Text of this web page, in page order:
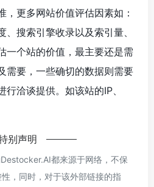
，更多网站价值评估因素如：
搜索引擎收录以及索引量、
一个站的价值，最主要还是需
需要，一些确切的数据则需要
洽谈提供。如该站的IP、
别声明
都来源于网络，不保
，同时，对于该外部链接的指